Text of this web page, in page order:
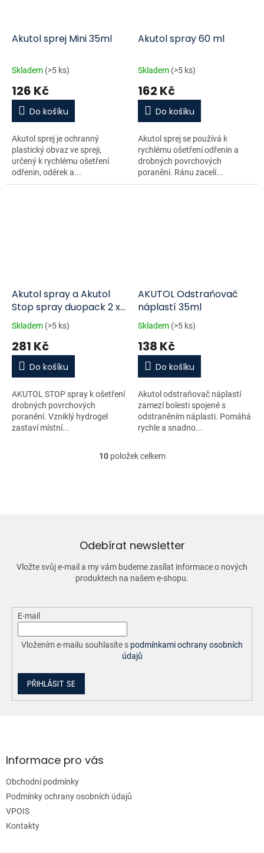
Akutol sprej Mini 35ml
Skladem (>5 ks)
126 Kč
Do košíku
Akutol sprej je ochranný
plastický obvaz ve spreji,
určený k rychlému ošetření
odřenin, oděrek a...
Akutol spray 60 ml
Skladem (>5 ks)
162 Kč
Do košíku
Akutol sprej se používá k
rychlému ošetření odřenin a
drobných povrchových
poranění. Ránu zacelí...
Akutol spray a Akutol
Stop spray duopack 2 x
60 ml
Skladem (>5 ks)
281 Kč
Do košíku
AKUTOL STOP spray k ošetření
drobných povrchových
poranění. Vzniklý hydrogel
zastaví místní...
AKUTOL Odstraňovač
náplastí 35ml
Skladem (>5 ks)
138 Kč
Do košíku
Akutol odstraňovač náplastí
zamezí bolesti spojené s
odstraněním náplasti. Pomáhá
rychle a snadno...
O
p
r
v
k
v
i
s
u
10položek celkem
Odebírat newsletter
Vložte svůj e-mail a my vám budeme zasílat informace o nových
produktech na našem e-shopu.
E-mail
Vložením e-mailu souhlasíte s podmínkami ochrany osobních
údajů
PŘIHLÁSIT SE
aInformace pro vás
Obchodní podmínky
Podmínky ochrany osobních údajů
VPOIS
Kontakty